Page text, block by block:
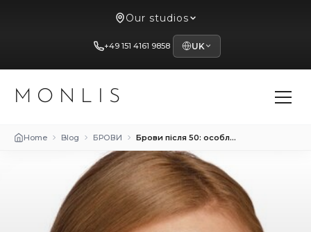
Our studios
+49 151 4161 9858 UK
MONLIS
Home Blog БРОВИ Брови після 50: особливості догляду та моделювання для зрілої шкіри